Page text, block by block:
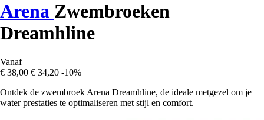
Arena Zwembroeken
Dreamhline
Vanaf
€ 38,00 € 34,20 -10%
Ontdek de zwembroek Arena Dreamhline, de ideale metgezel om je
water prestaties te optimaliseren met stijl en comfort.